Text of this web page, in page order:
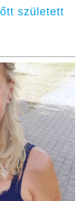
született